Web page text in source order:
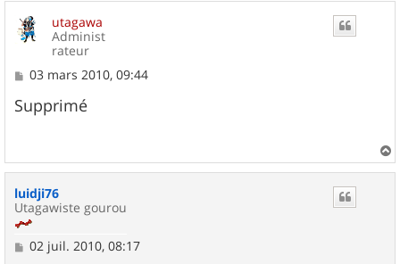
utagawa
Administ
rateur
M
s
s
e
03 mars 2010, 09:44
Supprimé
a
luidji76
Utagawiste gourou
M
02 juil. 2010, 08:17